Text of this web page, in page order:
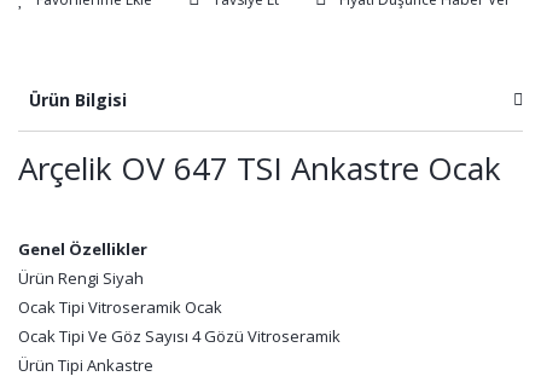
Ürün Bilgisi
Arçelik OV 647 TSI Ankastre Ocak
Genel Özellikler
Ürün Rengi Siyah
Ocak Tipi Vitroseramik Ocak
Ocak Tipi Ve Göz Sayısı 4 Gözü Vitroseramik
Ürün Tipi Ankastre